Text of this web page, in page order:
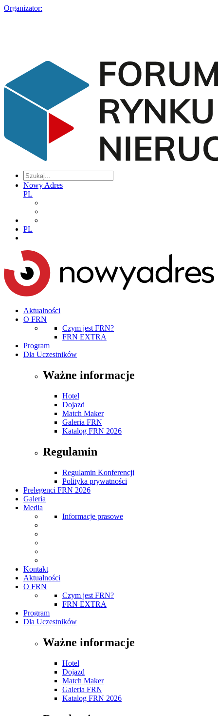
Organizator:
Nowy Adres
PL
PL
Aktualności
O FRN
Czym jest FRN?
FRN EXTRA
Program
Dla Uczestników
Ważne informacje
Hotel
Dojazd
Match Maker
Galeria FRN
Katalog FRN 2026
Regulamin
Regulamin Konferencji
Polityka prywatności
Prelegenci FRN 2026
Galeria
Media
Informacje prasowe
Kontakt
Aktualności
O FRN
Czym jest FRN?
FRN EXTRA
Program
Dla Uczestników
Ważne informacje
Hotel
Dojazd
Match Maker
Galeria FRN
Katalog FRN 2026